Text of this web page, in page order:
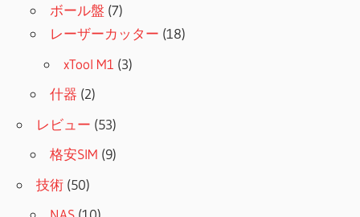
ボール盤 (7)
レーザーカッター (18)
xTool M1 (3)
什器 (2)
レビュー (53)
格安SIM (9)
技術 (50)